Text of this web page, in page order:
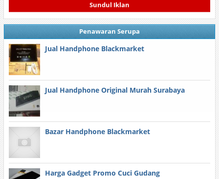
Sundul Iklan
Penawaran Serupa
Jual Handphone Blackmarket
Jual Handphone Original Murah Surabaya
Bazar Handphone Blackmarket
Harga Gadget Promo Cuci Gudang